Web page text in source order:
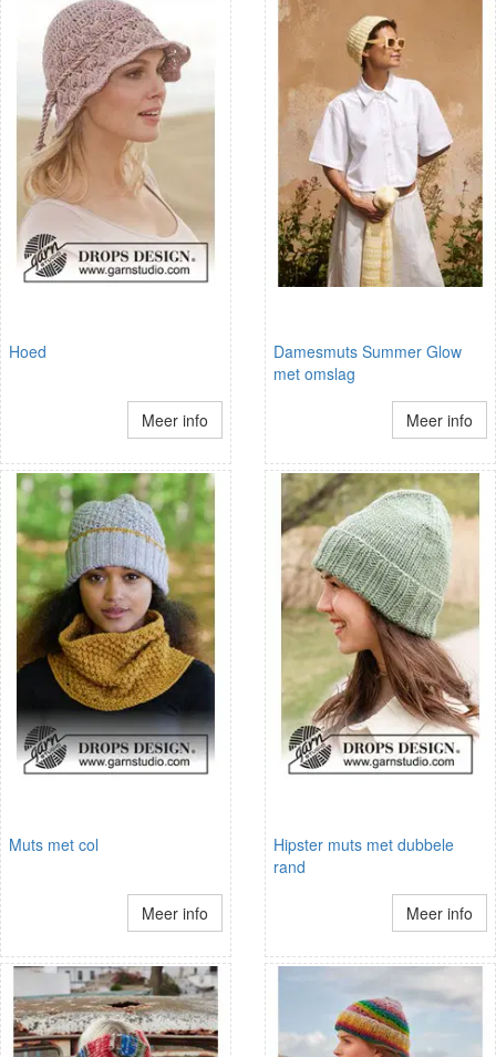
Hoed
Meer info
Damesmuts Summer Glow
met omslag
Meer info
Muts met col
Meer info
Hipster muts met dubbele
rand
Meer info